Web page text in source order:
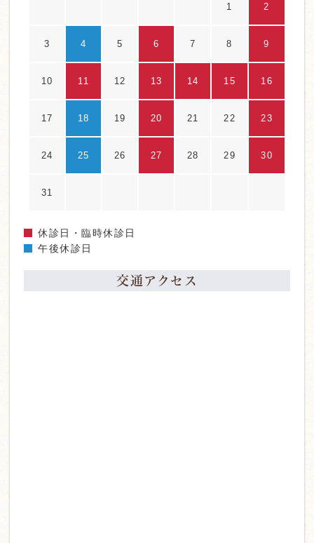
1 2
3 4 5 6 7 8 9
10 11 12 13 14 15 16
17 18 19 20 21 22 23
24 25 26 27 28 29 30
31
休診日・臨時休診日
午後休診日
交通アクセス